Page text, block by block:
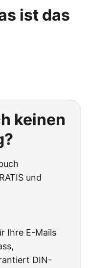
ist das
keinen
und
Ihre E-Mails
DIN-